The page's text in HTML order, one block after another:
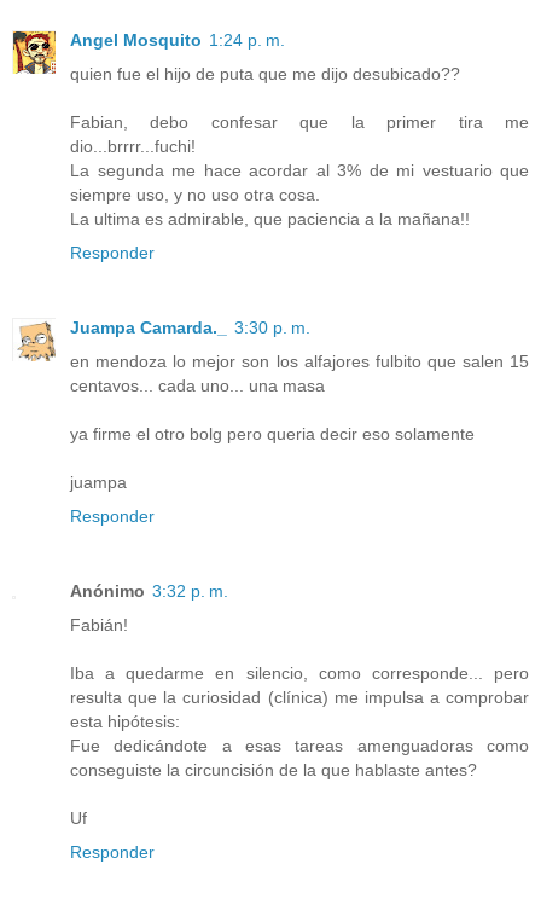
Angel Mosquito 1:24 p. m.
quien fue el hijo de puta que me dijo desubicado??
Fabian, debo confesar que la primer tira me
dio...brrrr...fuchi!
La segunda me hace acordar al 3% de mi vestuario que
siempre uso, y no uso otra cosa.
La ultima es admirable, que paciencia a la mañana!!
Responder
Juampa Camarda._
3:30 p. m.
en mendoza lo mejor son los alfajores fulbito que salen 15
centavos... cada uno... una masa
ya firme el otro bolg pero queria decir eso solamente
juampa
Responder
Anónimo 3:32 p. m.
Fabián!
Iba a quedarme en silencio, como corresponde... pero
resulta que la curiosidad (clínica) me impulsa a comprobar
esta hipótesis:
Fue dedicándote a esas tareas amenguadoras como
conseguiste la circuncisión de la que hablaste antes?
Uf
Responder